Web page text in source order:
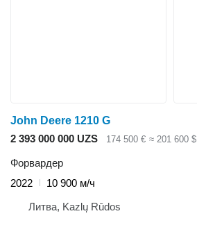
John Deere 1210 G
2 393 000 000 UZS
174 500 € ≈ 201 600 $
Форвардер
2022
10 900 м/ч
Литва, Kazlų Rūdos